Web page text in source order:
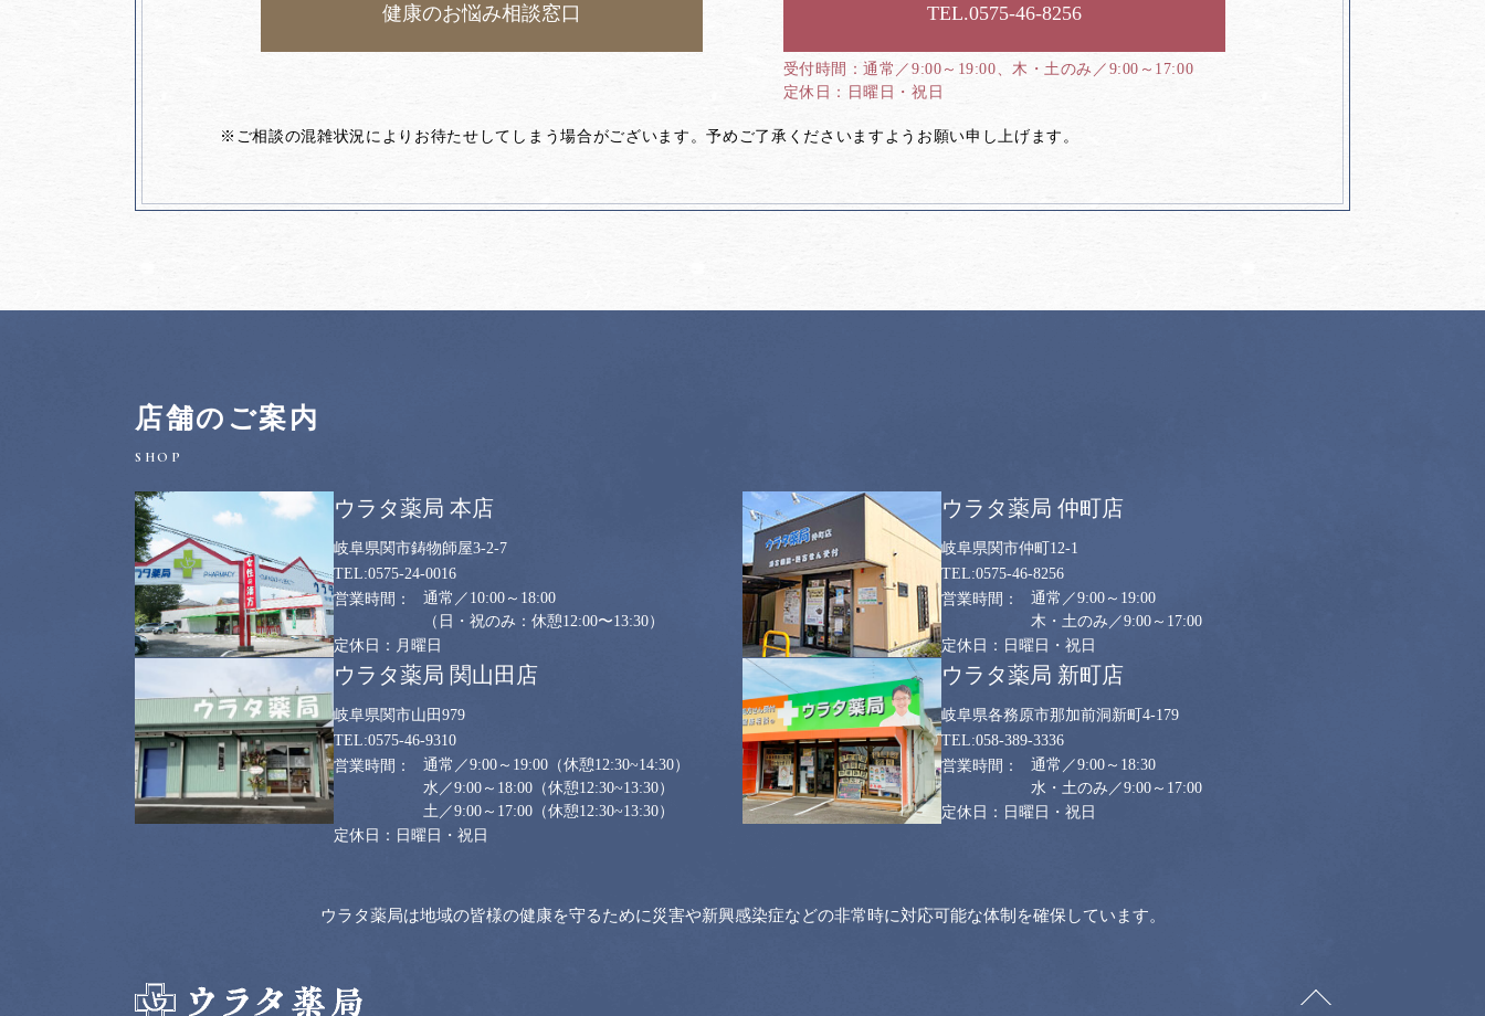
健康のお悩み相談窓口 0575-46-8256
通常／9:00～19:00、木・土のみ／9:00～17:00
日曜日・祝日
※ご相談の混雑状況によりお待たせしてしまう場合がございます。予めご了承くださいますようお願い申し上げます。
店舗のご案内
ウラタ薬局 本店
岐阜県関市鋳物師屋3-2-7
0575-24-0016
通常／10:00～18:00
（日・祝のみ：休憩12:00〜13:30）
月曜日
ウラタ薬局 仲町店
岐阜県関市仲町12-1
0575-46-8256
通常／9:00～19:00
木・土のみ／9:00～17:00
日曜日・祝日
ウラタ薬局 関山田店
岐阜県関市山田979
0575-46-9310
通常／9:00～19:00 （休憩12:30~14:30）
水／9:00～18:00 （休憩12:30~13:30）
土／9:00～17:00 （休憩12:30~13:30）
日曜日・祝日
ウラタ薬局 新町店
岐阜県各務原市那加前洞新町4-179
058-389-3336
通常／9:00～18:30
水・土のみ／9:00～17:00
日曜日・祝日
ウラタ薬局は地域の皆様の健康を守るために災害や新興感染症などの非常時に対応可能な体制を確保しています。